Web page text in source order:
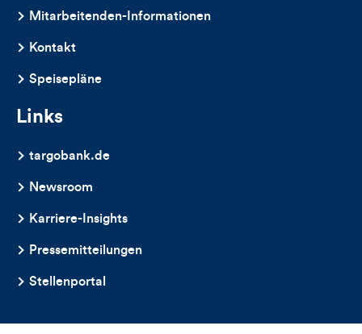
Mitarbeitenden-Informationen
Kontakt
Speisepläne
Links
targobank.de
Newsroom
Karriere-Insights
Pressemitteilungen
Stellenportal